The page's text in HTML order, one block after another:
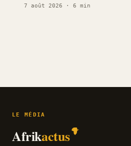
7 août 2026 · 6 min
LE MÉDIA
Afrikactus